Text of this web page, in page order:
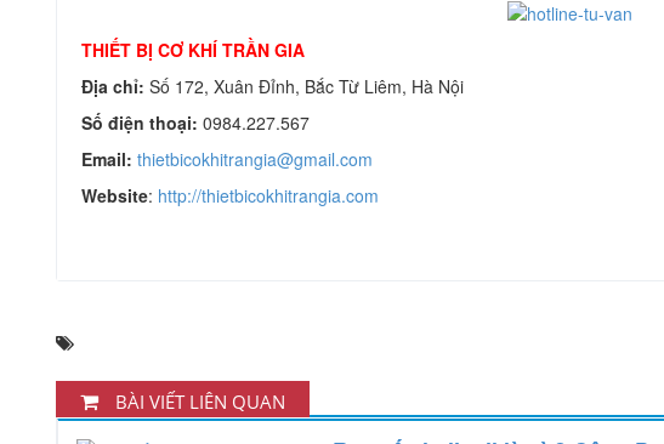
THIẾT BỊ CƠ KHÍ TRẦN GIA
Địa chỉ: Số 172, Xuân Đỉnh, Bắc Từ Liêm, Hà Nội
Số điện thoại: 0984.227.567
Email: thietbicokhitrangia@gmail.com
Website: http://thietbicokhitrangia.com
BÀI VIẾT LIÊN QUAN